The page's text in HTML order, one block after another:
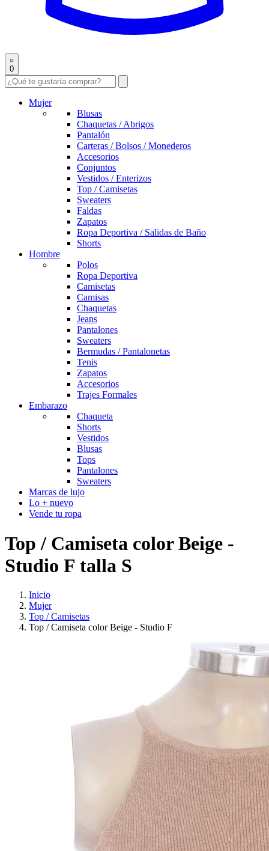
0
Mujer
Blusas
Chaquetas / Abrigos
Pantalón
Carteras / Bolsos / Monederos
Accesorios
Conjuntos
Vestidos / Enterizos
Top / Camisetas
Sweaters
Faldas
Zapatos
Ropa Deportiva / Salidas de Baño
Shorts
Hombre
Polos
Ropa Deportiva
Camisetas
Camisas
Chaquetas
Jeans
Pantalones
Sweaters
Bermudas / Pantalonetas
Tenis
Zapatos
Accesorios
Trajes Formales
Embarazo
Chaqueta
Shorts
Vestidos
Blusas
Tops
Pantalones
Sweaters
Marcas de lujo
Lo + nuevo
Vende tu ropa
Top / Camiseta color Beige -
Studio F talla S
Inicio
Mujer
Top / Camisetas
Top / Camiseta color Beige - Studio F